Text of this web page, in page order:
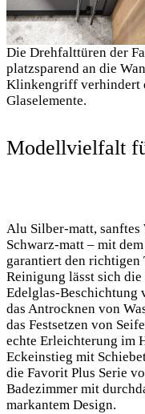
Die Drehfalttüren der
platzsparend an die
Klinkengriff verhindert
Glaselemente.
Modellvielfalt
Alu Silber-matt, sanftes
Schwarz-matt – mit
garantiert den richtigen
Reinigung lässt sich
Edelglas-Beschichtung
das Antrocknen von
das Festsetzen von
echte Erleichterung im
Eckeinstieg mit
die Favorit Plus Serie
Badezimmer mit
markantem Design.